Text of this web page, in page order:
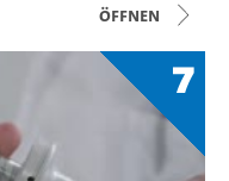
Öffnen
7